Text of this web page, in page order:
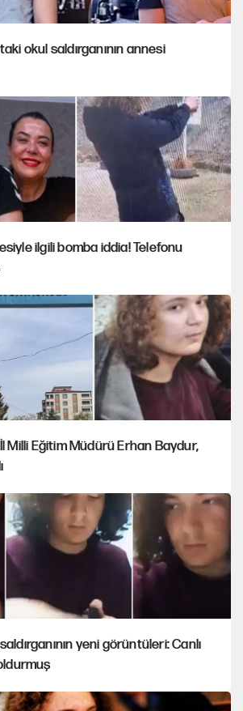
okul saldırganının annesi
ilgili bomba iddia! Telefonu
Milli Eğitim Müdürü Erhan Baydur,
yeni görüntüleri: Canlı